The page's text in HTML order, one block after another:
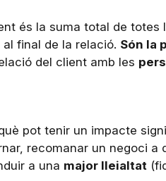
és la suma total de
final de la relació. Són la
del client amb les
pot tenir un impacte
recomanar un negoci
a una major lleialtat